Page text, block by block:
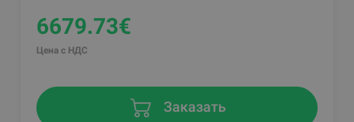
6679.73€
Цена с НДС
Заказать